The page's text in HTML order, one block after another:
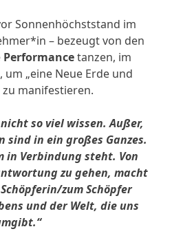
Sonnenhöchststand im
– bezeugt von den
Performancetanzen, im
„eine Neue Erde und
zu manifestieren.
so viel wissen. Außer,
sind in ein großes Ganzes.
in Verbindung steht. Von
zu gehen, macht
zum Schöpfer
und der Welt, die uns